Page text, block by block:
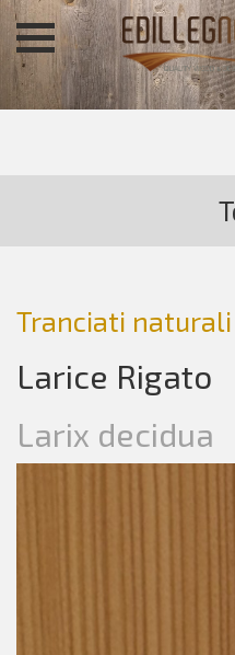
Tranciati naturali
Larice Rigato
Larix decidua